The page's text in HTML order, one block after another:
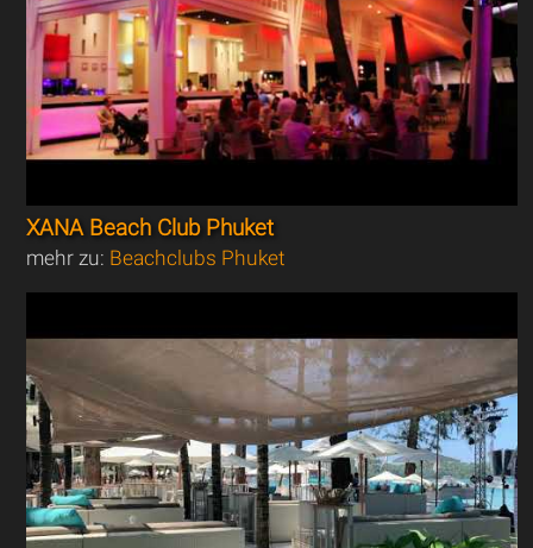
XANA Beach Club Phuket
mehr zu: Beachclubs Phuket